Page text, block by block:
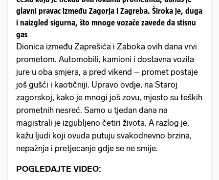
glavni pravac između Zagorja i Zagreba. Široka je, duga
i naizgled sigurna, što mnoge vozače zavede da stisnu
gas
Dionica između Zaprešića i Zaboka ovih dana vrvi
prometom. Automobili, kamioni i dostavna vozila
jure u oba smjera, a pred vikend – promet postaje
još gušći i kaotičniji. Upravo ovdje, na Staroj
zagorskoj, kako je mnogi još zovu, mjesto su teških
prometnih nesreć. Samo u tjedan dana na
magistrali je izgubljeno četiri života. A razlog je,
kažu ljudi koji ovuda putuju svakodnevno brzina,
nepažnja i pretjecanje gdje se ne smije.
POGLEDAJTE VIDEO: